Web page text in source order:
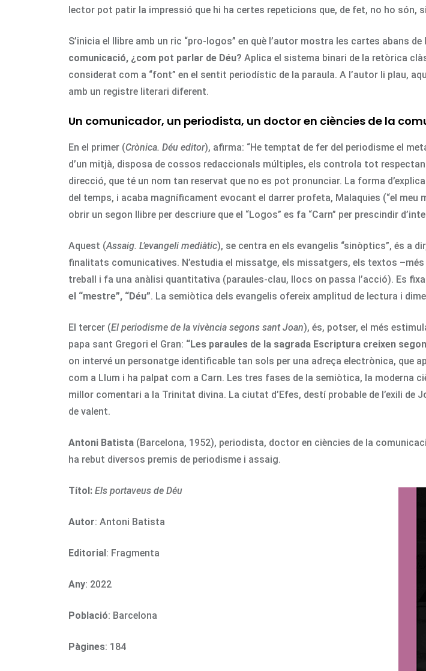
lector pot patir la impressió que hi ha certes repeticions que, de fet, no ho són,
S’inicia el llibre amb un ric “pro-logos” en què l’autor mostra les cartes abans de
comunicació, ¿com pot parlar de Déu? Aplica el sistema binari de la retòrica
considerat com a “font” en el sentit periodístic de la paraula. A l’autor li plau,
amb un registre literari diferent.
Un comunicador, un periodista, un doctor en ciències de la
En el primer (Crònica. Déu editor), afirma: “He temptat de fer del periodisme el
d’un mitjà, disposa de cossos redaccionals múltiples, els controla tot
direcció, que té un nom tan reservat que no es pot pronunciar. La forma
del temps, i acaba magníficament evocant el darrer profeta, Malaquies (“el
obrir un segon llibre per descriure que el “Logos” es fa “Carn” per prescindir
Aquest (Assaig. L’evangeli mediàtic), se centra en els evangelis “sinòptics”, és a
finalitats comunicatives. N’estudia el missatge, els missatgers, els textos
treball i fa una anàlisi quantitativa (paraules-clau, llocs on passa l’acció). Es
el “mestre”, “Déu”. La semiòtica dels evangelis ofereix amplitud de lectura i
El tercer (El periodisme de la vivència segons sant Joan), és, potser, el més
papa sant Gregori el Gran: “Les paraules de la sagrada Escriptura creixen
on intervé un personatge identificable tan sols per una adreça electrònica, que
com a Llum i ha palpat com a Carn. Les tres fases de la semiòtica, la moderna
millor comentari a la Trinitat divina. La ciutat d’Efes, destí probable de l’exili de
de valent.
Antoni Batista (Barcelona, 1952), periodista, doctor en ciències de la
ha rebut diversos premis de periodisme i assaig.
Títol: Els portaveus de Déu
Autor: Antoni Batista
Editorial: Fragmenta
Any: 2022
Població: Barcelona
Pàgines: 184